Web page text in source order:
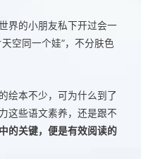
界的小朋友私下开过会一
空同一个娃”，不分肤色
绘本不少，可为什么到了
这些语文素养，还是跟不
的关键，便是有效阅读的